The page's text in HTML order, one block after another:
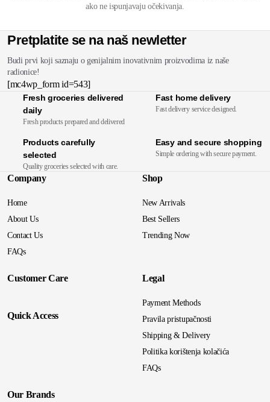
ako ne ispunjavaju očekivanja.
Pretplatite se na naš newletter
Budi prvi koji saznaju o genijalnim inovativnim proizvodima iz naše
radionice!
[mc4wp_form id=543]
Fresh groceries delivered
daily
Fresh products prepared and delivered
Fast home delivery
Fast delivery service designed.
Products carefully
selected
Quality groceries selected with care.
Easy and secure shopping
Simple ordering with secure payment.
Company
Home
About Us
Contact Us
FAQs
Shop
New Arrivals
Best Sellers
Trending Now
Customer Care
Quick Access
Legal
Payment Methods
Pravila pristupačnosti
Shipping & Delivery
Politika korištenja kolačića
FAQs
Our Brands